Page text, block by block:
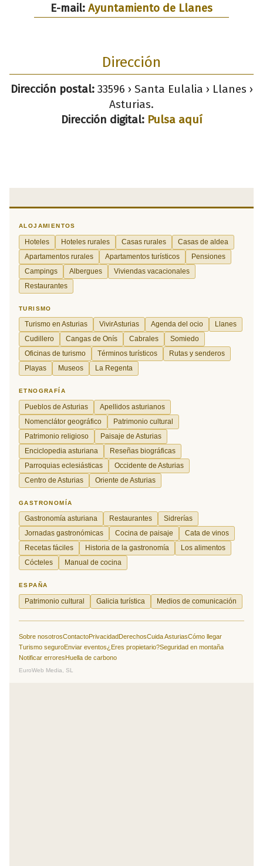
E-mail: Ayuntamiento de Llanes
Dirección
Dirección postal:33596 › Santa Eulalia › Llanes ›
Asturias.
Dirección digital: Pulsa aquí